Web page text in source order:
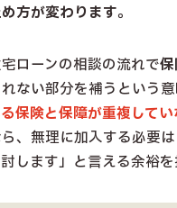
方が変わります。
ローンの相談の流れで
ない部分を補うという
保険と保障が重複して
、無理に加入する必要
します」と言える余裕を